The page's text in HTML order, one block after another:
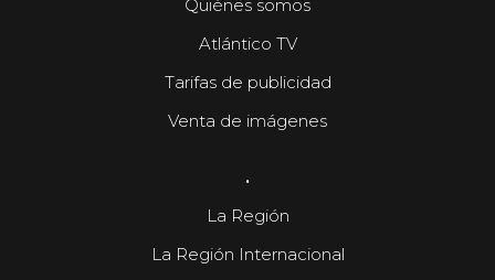
Quiénes somos
Atlántico TV
Tarifas de publicidad
Venta de imágenes
.
La Región
La Región Internacional